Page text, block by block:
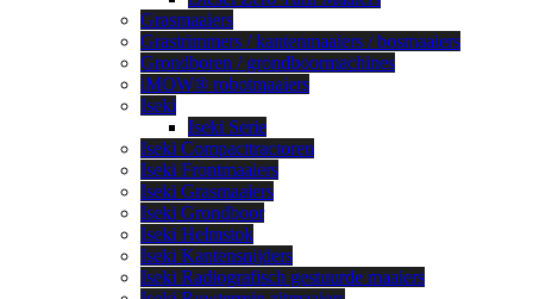
Grasmaaiers
Grastrimmers / kantenmaaiers / bosmaaiers
Grondboren / grondboormachines
iMOW® robotmaaiers
Iseki
Iseki Serie
Iseki Compacttractoren
Iseki Frontmaaiers
Iseki Grasmaaiers
Iseki Grondboor
Iseki Helmstok
Iseki Kantensnijders
Iseki Radiografisch gestuurde maaiers